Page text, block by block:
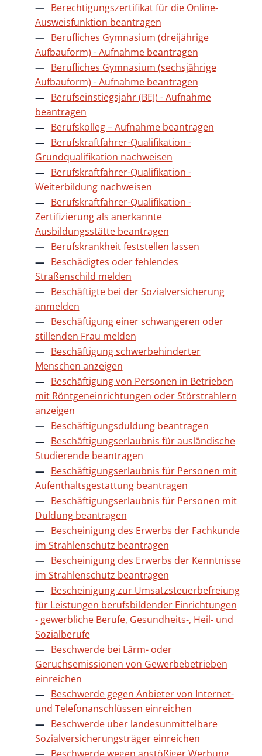
Berechtigungszertifikat für die Online-
Ausweisfunktion beantragen
Berufliches Gymnasium (dreijährige
Aufbauform) - Aufnahme beantragen
Berufliches Gymnasium (sechsjährige
Aufbauform) - Aufnahme beantragen
Berufseinstiegsjahr (BEJ) - Aufnahme
beantragen
Berufskolleg – Aufnahme beantragen
Berufskraftfahrer-Qualifikation -
Grundqualifikation nachweisen
Berufskraftfahrer-Qualifikation -
Weiterbildung nachweisen
Berufskraftfahrer-Qualifikation -
Zertifizierung als anerkannte
Ausbildungsstätte beantragen
Berufskrankheit feststellen lassen
Beschädigtes oder fehlendes
Straßenschild melden
Beschäftigte bei der Sozialversicherung
anmelden
Beschäftigung einer schwangeren oder
stillenden Frau melden
Beschäftigung schwerbehinderter
Menschen anzeigen
Beschäftigung von Personen in Betrieben
mit Röntgeneinrichtungen oder Störstrahlern
anzeigen
Beschäftigungsduldung beantragen
Beschäftigungserlaubnis für ausländische
Studierende beantragen
Beschäftigungserlaubnis für Personen mit
Aufenthaltsgestattung beantragen
Beschäftigungserlaubnis für Personen mit
Duldung beantragen
Bescheinigung des Erwerbs der Fachkunde
im Strahlenschutz beantragen
Bescheinigung des Erwerbs der Kenntnisse
im Strahlenschutz beantragen
Bescheinigung zur Umsatzsteuerbefreiung
für Leistungen berufsbildender Einrichtungen
- gewerbliche Berufe, Gesundheits-, Heil- und
Sozialberufe
Beschwerde bei Lärm- oder
Geruchsemissionen von Gewerbebetrieben
einreichen
Beschwerde gegen Anbieter von Internet-
und Telefonanschlüssen einreichen
Beschwerde über landesunmittelbare
Sozialversicherungsträger einreichen